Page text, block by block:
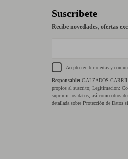
Suscríbete
Recibe novedades, ofertas
Acepto recibir ofertas y
Responsable: CALZADOS
propios al suscrito; Legitimación:
suprimir los datos, así como otros
detallada sobre Protección de Datos